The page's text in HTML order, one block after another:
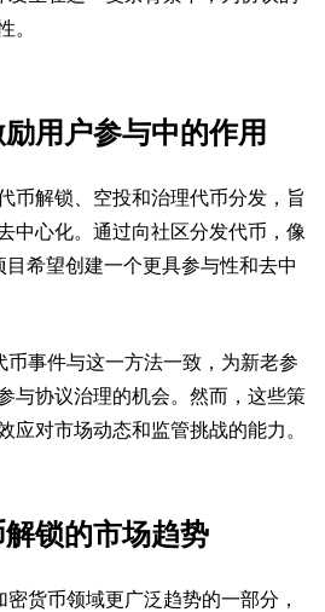
。
用户参与中的作用
币解锁、空投和治理代币分发，旨
中心化。通过向社区分发代币，像
希望创建一个更具参与性和去中
币事件与这一方法一致，为新老参
与协议治理的机会。然而，这些策
应对市场动态和监管挑战的能力。
锁的市场趋势
货币领域更广泛趋势的一部分，